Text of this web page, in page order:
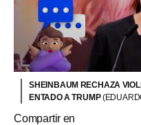
SHEINBAUM RECHAZA
ENTADO A TRUMP
Compartir en